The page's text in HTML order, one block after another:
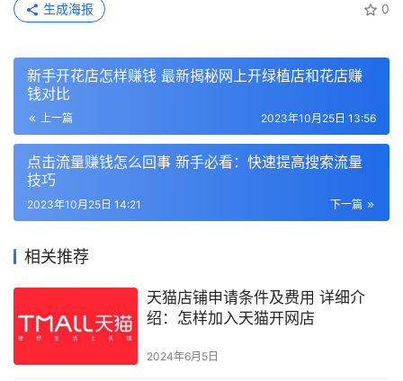
0
生成海报
新手开花店怎样赚钱 最新揭秘网上开绿植店和花店赚
钱对比
上一篇 2023年10月25日 13:56
点击流量赚钱怎么回事 新手必看：快速提高搜索流量
技巧
下一篇
2023年10月25日 14:21
相关推荐
天猫店铺申请条件及费用 详细介
绍：怎样加入天猫开网店
2024年6月5日